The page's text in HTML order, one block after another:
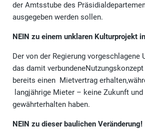
der Amtsstube des
ausgegeben werden sollen.
NEIN zu einem unklaren Kulturprojekt
Der von der Regierung vorgeschlagene
das damit
bereits einen Mietvertrag
langjährige Mieter – keine Zukunft
gewährterhalten haben.
NEIN zu dieser baulichen Veränderung!